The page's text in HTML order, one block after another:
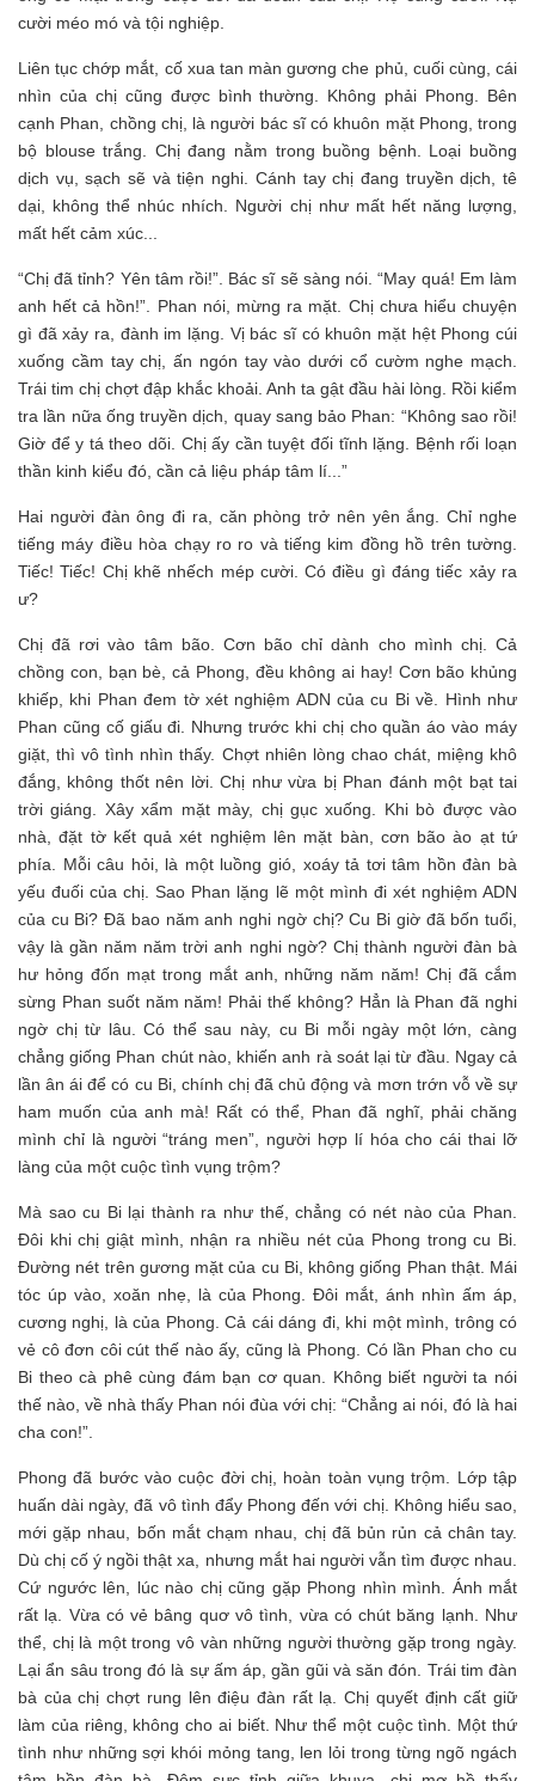
cười méo mó và tội nghiệp.
Liên tục chớp mắt, cố xua tan màn gương che phủ, cuối cùng, cái
nhìn của chị cũng được bình thường. Không phải Phong. Bên
cạnh Phan, chồng chị, là người bác sĩ có khuôn mặt Phong, trong
bộ blouse trắng. Chị đang nằm trong buồng bệnh. Loại buồng
dịch vụ, sạch sẽ và tiện nghi. Cánh tay chị đang truyền dịch, tê
dại, không thể nhúc nhích. Người chị như mất hết năng lượng,
mất hết cảm xúc...
“Chị đã tỉnh? Yên tâm rồi!”. Bác sĩ sẽ sàng nói. “May quá! Em làm
anh hết cả hồn!”. Phan nói, mừng ra mặt. Chị chưa hiểu chuyện
gì đã xảy ra, đành im lặng. Vị bác sĩ có khuôn mặt hệt Phong cúi
xuống cầm tay chị, ấn ngón tay vào dưới cổ cườm nghe mạch.
Trái tim chị chợt đập khắc khoải. Anh ta gật đầu hài lòng. Rồi kiểm
tra lần nữa ống truyền dịch, quay sang bảo Phan: “Không sao rồi!
Giờ để y tá theo dõi. Chị ấy cần tuyệt đối tĩnh lặng. Bệnh rối loạn
thần kinh kiểu đó, cần cả liệu pháp tâm lí...”
Hai người đàn ông đi ra, căn phòng trở nên yên ắng. Chỉ nghe
tiếng máy điều hòa chạy ro ro và tiếng kim đồng hồ trên tường.
Tiếc! Tiếc! Chị khẽ nhếch mép cười. Có điều gì đáng tiếc xảy ra
ư?
Chị đã rơi vào tâm bão. Cơn bão chỉ dành cho mình chị. Cả
chồng con, bạn bè, cả Phong, đều không ai hay! Cơn bão khủng
khiếp, khi Phan đem tờ xét nghiệm ADN của cu Bi về. Hình như
Phan cũng cố giấu đi. Nhưng trước khi chị cho quần áo vào máy
giặt, thì vô tình nhìn thấy. Chợt nhiên lòng chao chát, miệng khô
đắng, không thốt nên lời. Chị như vừa bị Phan đánh một bạt tai
trời giáng. Xây xẩm mặt mày, chị gục xuống. Khi bò được vào
nhà, đặt tờ kết quả xét nghiệm lên mặt bàn, cơn bão ào ạt tứ
phía. Mỗi câu hỏi, là một luồng gió, xoáy tả tơi tâm hồn đàn bà
yếu đuối của chị. Sao Phan lặng lẽ một mình đi xét nghiệm ADN
của cu Bi? Đã bao năm anh nghi ngờ chị? Cu Bi giờ đã bốn tuổi,
vậy là gần năm năm trời anh nghi ngờ? Chị thành người đàn bà
hư hỏng đốn mạt trong mắt anh, những năm năm! Chị đã cắm
sừng Phan suốt năm năm! Phải thế không? Hẳn là Phan đã nghi
ngờ chị từ lâu. Có thể sau này, cu Bi mỗi ngày một lớn, càng
chẳng giống Phan chút nào, khiến anh rà soát lại từ đầu. Ngay cả
lần ân ái để có cu Bi, chính chị đã chủ động và mơn trớn vỗ về sự
ham muốn của anh mà! Rất có thể, Phan đã nghĩ, phải chăng
mình chỉ là người “tráng men”, người hợp lí hóa cho cái thai lỡ
làng của một cuộc tình vụng trộm?
Mà sao cu Bi lại thành ra như thế, chẳng có nét nào của Phan.
Đôi khi chị giật mình, nhận ra nhiều nét của Phong trong cu Bi.
Đường nét trên gương mặt của cu Bi, không giống Phan thật. Mái
tóc úp vào, xoăn nhẹ, là của Phong. Đôi mắt, ánh nhìn ấm áp,
cương nghị, là của Phong. Cả cái dáng đi, khi một mình, trông có
vẻ cô đơn côi cút thế nào ấy, cũng là Phong. Có lần Phan cho cu
Bi theo cà phê cùng đám bạn cơ quan. Không biết người ta nói
thế nào, về nhà thấy Phan nói đùa với chị: “Chẳng ai nói, đó là hai
cha con!”.
Phong đã bước vào cuộc đời chị, hoàn toàn vụng trộm. Lớp tập
huấn dài ngày, đã vô tình đẩy Phong đến với chị. Không hiểu sao,
mới gặp nhau, bốn mắt chạm nhau, chị đã bủn rủn cả chân tay.
Dù chị cố ý ngồi thật xa, nhưng mắt hai người vẫn tìm được nhau.
Cứ ngước lên, lúc nào chị cũng gặp Phong nhìn mình. Ánh mắt
rất lạ. Vừa có vẻ bâng quơ vô tình, vừa có chút băng lạnh. Như
thể, chị là một trong vô vàn những người thường gặp trong ngày.
Lại ẩn sâu trong đó là sự ấm áp, gần gũi và săn đón. Trái tim đàn
bà của chị chợt rung lên điệu đàn rất lạ. Chị quyết định cất giữ
làm của riêng, không cho ai biết. Như thể một cuộc tình. Một thứ
tình như những sợi khói mỏng tang, len lỏi trong từng ngõ ngách